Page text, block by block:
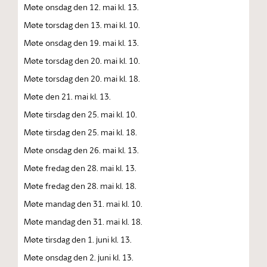
Møte onsdag den 12. mai kl. 13.
Møte torsdag den 13. mai kl. 10.
Møte onsdag den 19. mai kl. 13.
Møte torsdag den 20. mai kl. 10.
Møte torsdag den 20. mai kl. 18.
Møte den 21. mai kl. 13.
Møte tirsdag den 25. mai kl. 10.
Møte tirsdag den 25. mai kl. 18.
Møte onsdag den 26. mai kl. 13.
Møte fredag den 28. mai kl. 13.
Møte fredag den 28. mai kl. 18.
Møte mandag den 31. mai kl. 10.
Møte mandag den 31. mai kl. 18.
Møte tirsdag den 1. juni kl. 13.
Møte onsdag den 2. juni kl. 13.